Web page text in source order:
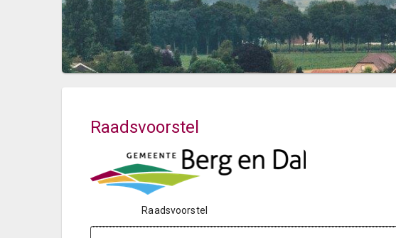
Raadsvoorstel
Raadsvoorstel